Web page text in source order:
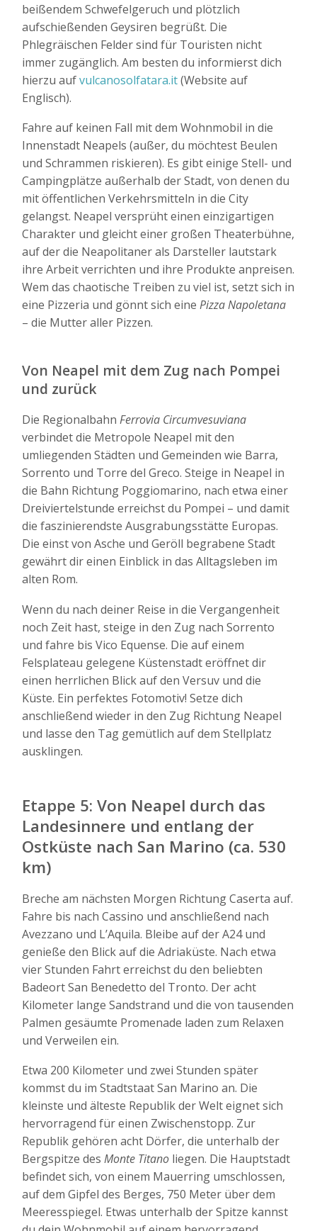
beißendem Schwefelgeruch und plötzlich
aufschießenden Geysiren begrüßt. Die
Phlegräischen Felder sind für Touristen nicht
immer zugänglich. Am besten du informierst dich
hierzu aufvulcanosolfatara.it(Website auf
Englisch).
Fahre auf keinen Fall mit dem Wohnmobil in die
Innenstadt Neapels (außer, du möchtest Beulen
und Schrammen riskieren). Es gibt einige Stell- und
Campingplätze außerhalb der Stadt, von denen du
mit öffentlichen Verkehrsmitteln in die City
gelangst. Neapel versprüht einen einzigartigen
Charakter und gleicht einer großen Theaterbühne,
auf der die Neapolitaner als Darsteller lautstark
ihre Arbeit verrichten und ihre Produkte anpreisen.
Wem das chaotische Treiben zu viel ist, setzt sich in
eine Pizzeria und gönnt sich einePizza Napoletana
– die Mutter aller Pizzen.
Von Neapel mit dem Zug nach Pompei
und zurück
Die RegionalbahnFerrovia Circumvesuviana
verbindet die Metropole Neapel mit den
umliegenden Städten und Gemeinden wie Barra,
Sorrento und Torre del Greco. Steige in Neapel in
die Bahn Richtung Poggiomarino, nach etwa einer
Dreiviertelstunde erreichst du Pompei – und damit
die faszinierendste Ausgrabungsstätte Europas.
Die einst von Asche und Geröll begrabene Stadt
gewährt dir einen Einblick in das Alltagsleben im
alten Rom.
Wenn du nach deiner Reise in die Vergangenheit
noch Zeit hast, steige in den Zug nach Sorrento
und fahre bis Vico Equense. Die auf einem
Felsplateau gelegene Küstenstadt eröffnet dir
einen herrlichen Blick auf den Versuv und die
Küste. Ein perfektes Fotomotiv! Setze dich
anschließend wieder in den Zug Richtung Neapel
und lasse den Tag gemütlich auf dem Stellplatz
ausklingen.
Etappe 5: Von Neapel durch das
Landesinnere und entlang der
Ostküste nach San Marino (ca. 530
km)
Breche am nächsten Morgen Richtung Caserta auf.
Fahre bis nach Cassino und anschließend nach
Avezzano und L’Aquila. Bleibe auf der A24 und
genieße den Blick auf die Adriaküste. Nach etwa
vier Stunden Fahrt erreichst du den beliebten
Badeort San Benedetto del Tronto. Der acht
Kilometer lange Sandstrand und die von tausenden
Palmen gesäumte Promenade laden zum Relaxen
und Verweilen ein.
Etwa 200 Kilometer und zwei Stunden später
kommst du im Stadtstaat San Marino an. Die
kleinste und älteste Republik der Welt eignet sich
hervorragend für einen Zwischenstopp. Zur
Republik gehören acht Dörfer, die unterhalb der
Bergspitze desMonte Titano liegen. Die Hauptstadt
befindet sich, von einem Mauerring umschlossen,
auf dem Gipfel des Berges, 750 Meter über dem
Meeresspiegel. Etwas unterhalb der Spitze kannst